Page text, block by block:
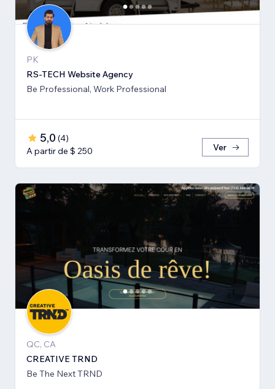
PK
RS-TECH Website Agency
Be Professional, Work Professional
5,0 (4)
A partir de $ 250
Ver
QC, CA
CREATIVE TRND
Be The Next TRND